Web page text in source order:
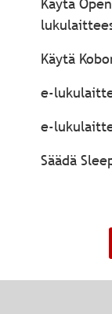
Käytä
e-
e-
Säädä